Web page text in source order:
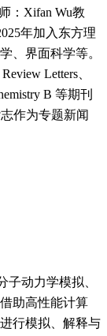
：Xifan Wu教
年加入东方理
、界面科学等。
Letters、
B 等期刊
作为专题新闻
动力学模拟、
助高性能计算
行模拟、解释与